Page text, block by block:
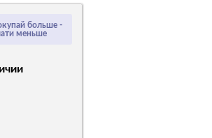
больше -
меньше